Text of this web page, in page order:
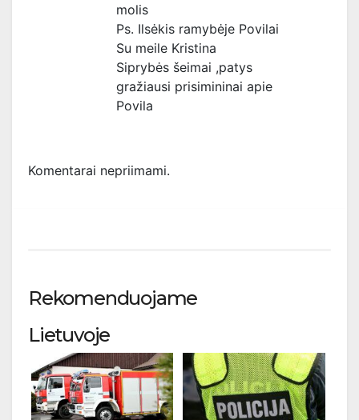
molis
Ps. Ilsėkis ramybėje Povilai
Su meile Kristina
Siprybės šeimai ,patys
gražiausi prisimininai apie
Povila
Komentarai nepriimami.
Rekomenduojame
Lietuvoje